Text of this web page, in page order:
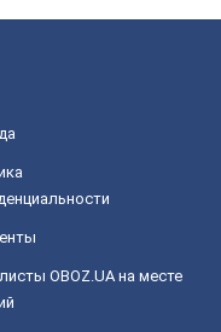
OBOZ.UA на месте